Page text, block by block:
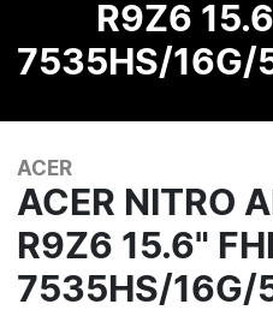
R9Z6
7535HS/16G/
ACER
ACER NITRO
R9Z6 15.6"
7535HS/16G/